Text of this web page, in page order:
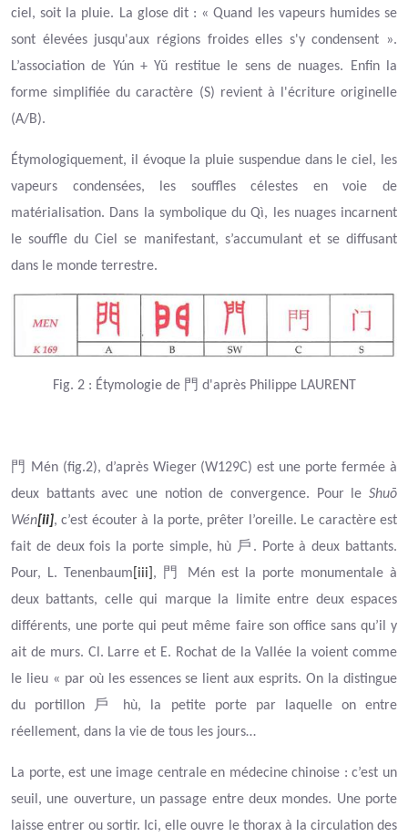
ciel, soit la pluie. La glose dit : « Quand les vapeurs humides se
sont élevées jusqu'aux régions froides elles s'y condensent ».
L’association de Yún + Yǔ restitue le sens de nuages. Enfin la
forme simplifiée du caractère (S) revient à l'écriture originelle
(A/B).
Étymologiquement, il évoque la pluie suspendue dans le ciel, les
vapeurs condensées, les souffles célestes en voie de
matérialisation. Dans la symbolique du Qì, les nuages incarnent
le souffle du Ciel se manifestant, s’accumulant et se diffusant
dans le monde terrestre.
Fig. 2: Étymologie de 門 d'après Philippe LAURENT
門
Mén (fig.2), d’après Wieger (W129C) est une porte fermée à
deux battants avec une notion de convergence.
Pour leShuō
Wén[ii], c’est écouter à la porte, prêter l’oreille. Le caractère est
fait de deux fois la porte simple, hù 戶 . Porte à deux battants.
Pour, L. Tenenbaum [iii] , 門
Mén est la porte monumentale à
deux battants, celle qui marque la limite entre deux espaces
différents, une porte qui peut même faire son office sans qu’il y
ait de murs. Cl. Larre et E. Rochat de la Vallée la voient comme
le lieu « par où les essences se lient aux esprits. On la distingue
du portillon
戶
hù, la petite porte par laquelle on entre
réellement, dans la vie de tous les jours…
La porte, est une image centrale en médecine chinoise : c’est un
seuil, une ouverture, un passage entre deux mondes. Une porte
laisse entrer ou sortir. Ici, elle ouvre le thorax à la circulation des